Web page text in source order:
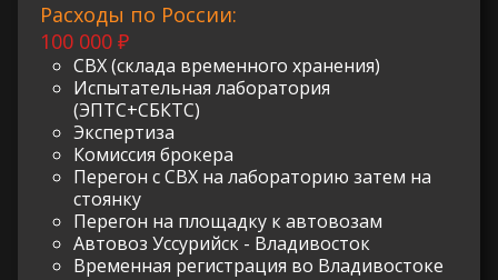
Расходы по России:
100 000 ₽
СВХ (склада временного хранения)
Испытательная лаборатория
(ЭПТС+СБКТС)
Экспертиза
Комиссия брокера
Перегон с СВХ на лабораторию затем на
стоянку
Перегон на площадку к автовозам
Автовоз Уссурийск - Владивосток
Временная регистрация во Владивостоке